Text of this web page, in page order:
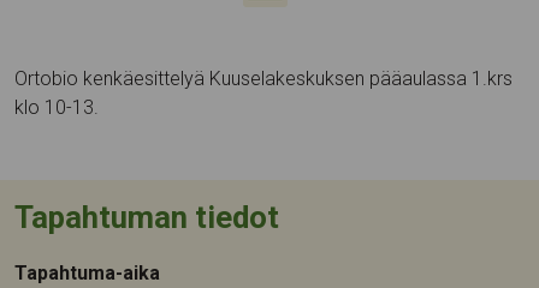
Ortobio kenkäesittelyä Kuuselakeskuksen pääaulassa 1.krs
klo 10-13.
Tapahtuman tiedot
Tapahtuma-aika